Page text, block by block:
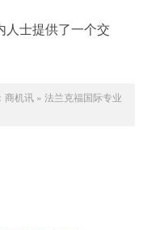
人士提供了一个交
商机讯» 法兰克福国际专业